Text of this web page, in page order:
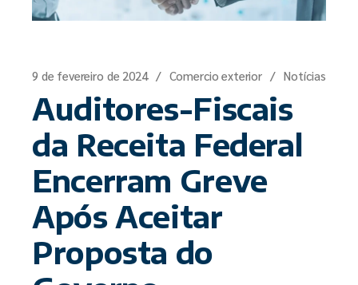
9 de fevereiro de 2024 Comercio exterior Notícias
Auditores-Fiscais
da Receita Federal
Encerram Greve
Após Aceitar
Proposta do